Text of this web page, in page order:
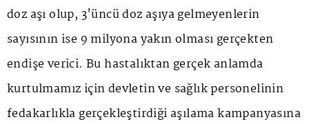
doz aşı olup, 3'üncü doz aşıya gelmeyenlerin
sayısının ise 9 milyona yakın olması gerçekten
endişe verici. Bu hastalıktan gerçek anlamda
kurtulmamız için devletin ve sağlık personelinin
fedakarlıkla gerçekleştirdiği aşılama kampanyasına